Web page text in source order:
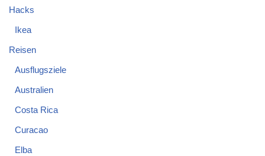
Hacks
Ikea
Reisen
Ausflugsziele
Australien
Costa Rica
Curacao
Elba